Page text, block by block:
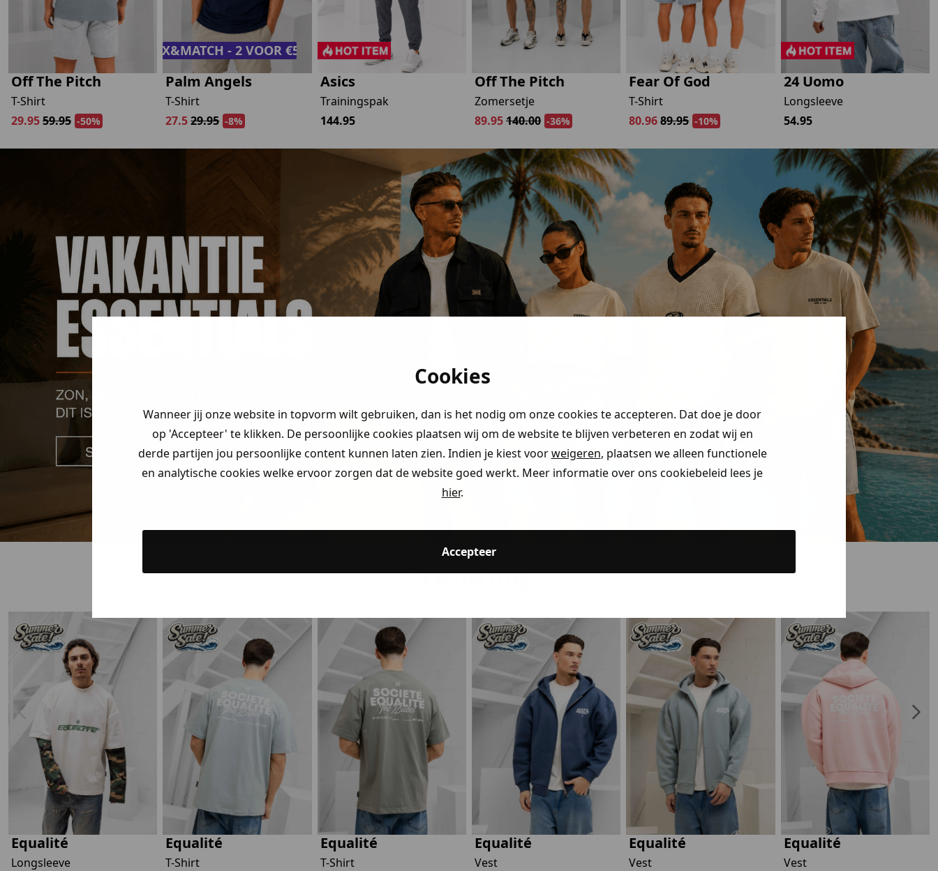
Cookies
Wanneer jij onze website in topvorm wilt gebruiken, dan is het nodig om onze cookies te accepteren. Dat doe je door
op 'Accepteer' te klikken. De persoonlijke cookies plaatsen wij om de website te blijven verbeteren en zodat wij en
derde partijen jou persoonlijke content kunnen laten zien. Indien je kiest voorweigeren, plaatsen we alleen functionele
en analytische cookies welke ervoor zorgen dat de website goed werkt. Meer informatie over ons cookiebeleid lees je
hier.
Accepteer
Off The Pitch
T-Shirt
29.9559.95 -50%
MIX&MATCH - 2 VOOR €50,-
Palm Angels
T-Shirt
27.529.95 -8%
Asics
Trainingspak
144.95
Off The Pitch
Zomersetje
89.95140.00 -36%
Fear Of God
T-Shirt
80.9689.95 -10%
24 Uomo
Longsleeve
54.95
Trending
Equalité
Longsleeve
Equalité
T-Shirt
Equalité
T-Shirt
Equalité
Vest
Equalité
Vest
Equalité
Vest
Psst... Jij hebt geluk!
Heren kleding
Nee, ik wil geen korting